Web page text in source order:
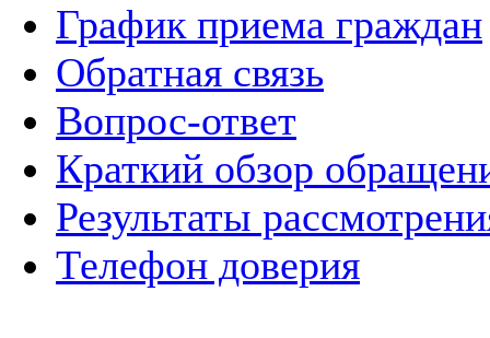
График приема граждан
Обратная связь
Вопрос-ответ
Краткий обзор
Результаты
Телефон доверия